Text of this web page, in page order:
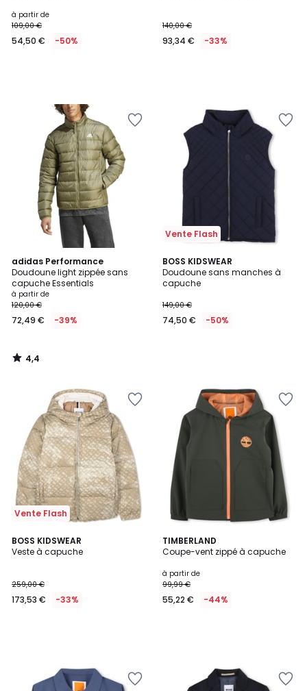
à partir de
109,00 €
54,50 € -50%
140,00 €
93,34 € -33%
adidas Performance
Doudoune light zippée sans
capuche Essentials
à partir de
120,00 €
72,49 € -39%
4,4
/ 5
4,4
/
Vente Flash
BOSS KIDSWEAR
Doudoune sans manches à
capuche
149,00 €
74,50 € -50%
Vente Flash
BOSS KIDSWEAR
Veste à capuche
259,00 €
173,53 € -33%
TIMBERLAND
Coupe-vent zippé à capuche
à partir de
99,99 €
55,22 € -44%